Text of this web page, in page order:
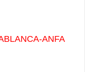
ANFA